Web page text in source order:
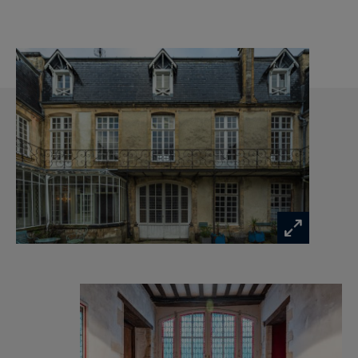
droite une cuisine typique avec des éléments
anciens conservés (poutres et solives, sol en
pierre du Bessin, une cheminée en pierre), dans
l’aile droite, un petit bureau intimiste avec une
très belle cheminée en pierre très stylée, des
espaces de desserte dont un escalier de service,
des toilettes invités, une véranda originale
orientée à l’Est et donnant sur la cour, un très
agréable salon et son bow-window avec une
british ».
L’étage noble typique du XVIIIème siècle offre
notamment deux magnifiques pièces de